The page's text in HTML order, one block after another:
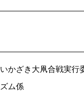
いかざき大凧合戦実
ズム係